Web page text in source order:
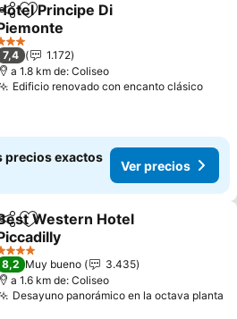
Agregar a favoritos
Principe Di
Estrellas
7,4
1.172
a 1.8 km de: Coliseo
Edificio renovado con encanto clásico
precios exactos
Ver precios
Agregar a favoritos
Western Hotel
Estrellas
8,2 Muy bueno
3.435
a 1.6 km de: Coliseo
Desayuno panorámico en la octava planta